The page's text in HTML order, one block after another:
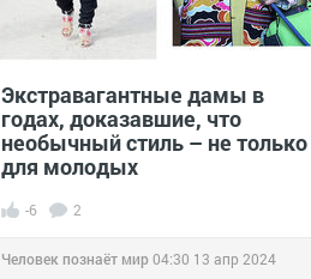
Экстравагантные дамы в
годах, доказавшие, что
необычный стиль – не только
для молодых
-6 2
Человек познаёт мир04:30 13 апр 2024